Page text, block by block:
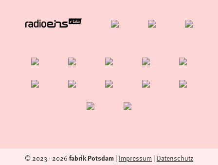
© 2023 - 2026 fabrik Potsdam | Impressum | Datenschutz